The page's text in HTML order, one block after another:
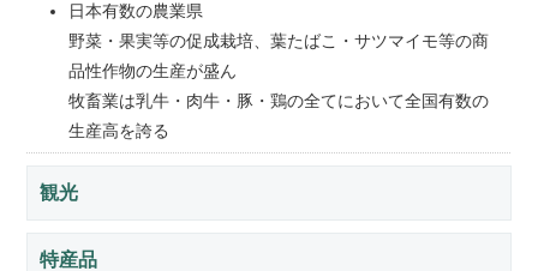
日本有数の農業県
野菜・果実等の促成栽培、葉たばこ・サツマイモ等の商
品性作物の生産が盛ん
牧畜業は乳牛・肉牛・豚・鶏の全てにおいて全国有数の
生産高を誇る
観光
特産品